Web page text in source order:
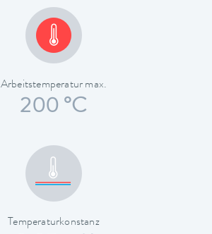
Arbeitstemperatur max.
200 °C
Temperaturkonstanz